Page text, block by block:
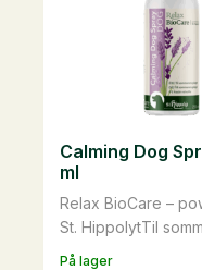
På lager
Relax BioCare –
St. HippolytTil
Calming Dog
ml